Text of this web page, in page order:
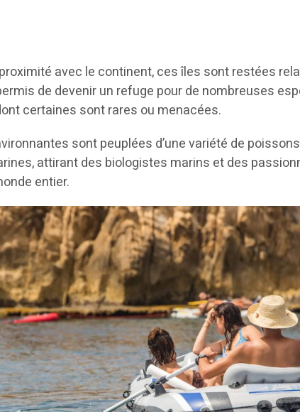
avec le continent, ces îles sont restées
de devenir un refuge pour de nombreuses
certaines sont rares ou menacées.
sont peuplées d’une variété de
attirant des biologistes marins et des
entier.